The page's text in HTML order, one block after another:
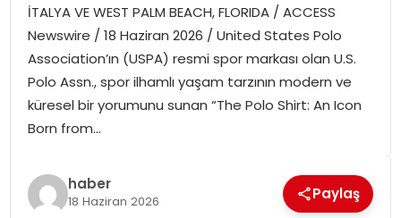
MAGAZIN
İTALYA VE WEST PALM BEACH, FLORIDA / ACCESS
Newswire / 18 Haziran 2026 / United States Polo
Association’ın (USPA) resmi spor markası olan U.S.
Polo Assn., spor ilhamlı yaşam tarzının modern ve
küresel bir yorumunu sunan “The Polo Shirt: An Icon
Born from…
haber
18 Haziran 2026 Paylaş